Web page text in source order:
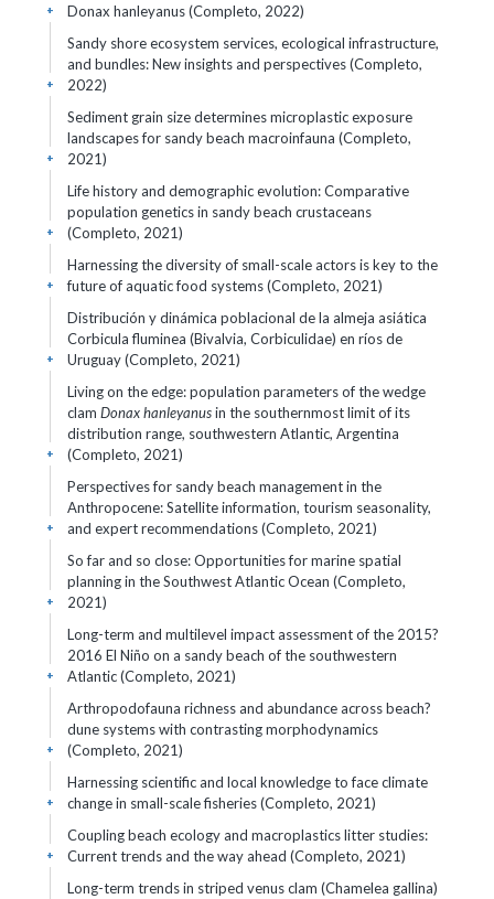
Donax hanleyanus (Completo, 2022)
+
Sandy shore ecosystem services, ecological infrastructure,
and bundles: New insights and perspectives (Completo,
2022)
+
Sediment grain size determines microplastic exposure
landscapes for sandy beach macroinfauna (Completo,
2021)
+
Life history and demographic evolution: Comparative
population genetics in sandy beach crustaceans
(Completo, 2021)
+
Harnessing the diversity of small-scale actors is key to the
future of aquatic food systems (Completo, 2021)
+
Distribución y dinámica poblacional de la almeja asiática
Corbicula fluminea (Bivalvia, Corbiculidae) en ríos de
Uruguay (Completo, 2021)
+
Living on the edge: population parameters of the wedge
clam Donax hanleyanusin the southernmost limit of its
distribution range, southwestern Atlantic, Argentina
(Completo, 2021)
+
Perspectives for sandy beach management in the
Anthropocene: Satellite information, tourism seasonality,
and expert recommendations (Completo, 2021)
+
So far and so close: Opportunities for marine spatial
planning in the Southwest Atlantic Ocean (Completo,
2021)
+
Long-term and multilevel impact assessment of the 2015?
2016 El Niño on a sandy beach of the southwestern
Atlantic (Completo, 2021)
+
Arthropodofauna richness and abundance across beach?
dune systems with contrasting morphodynamics
(Completo, 2021)
+
Harnessing scientific and local knowledge to face climate
change in small-scale fisheries (Completo, 2021)
+
Coupling beach ecology and macroplastics litter studies:
Current trends and the way ahead (Completo, 2021)
+
Long-term trends in striped venus clam (Chamelea gallina)